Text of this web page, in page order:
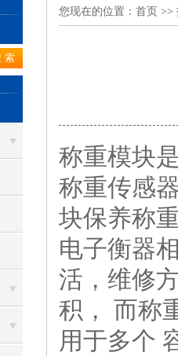
您现在的位置： 首页 >>
称重模块
称重传感
块保养称
电子衡器
活， 维修
积， 而称
用于多个